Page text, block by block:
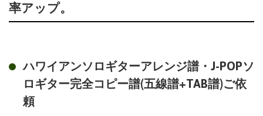
率アップ。
ハワイアンソロギターアレンジ譜・J-POPソ
ロギター完全コピー譜(五線譜+TAB譜)ご依
頼